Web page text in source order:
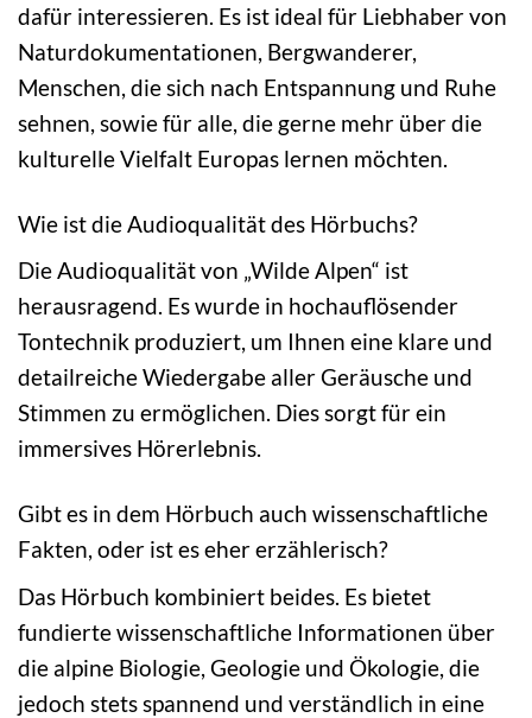
dafür interessieren. Es ist ideal für Liebhaber von
Naturdokumentationen, Bergwanderer,
Menschen, die sich nach Entspannung und Ruhe
sehnen, sowie für alle, die gerne mehr über die
kulturelle Vielfalt Europas lernen möchten.
Wie ist die Audioqualität des Hörbuchs?
Die Audioqualität von „Wilde Alpen“ ist
herausragend. Es wurde in hochauflösender
Tontechnik produziert, um Ihnen eine klare und
detailreiche Wiedergabe aller Geräusche und
Stimmen zu ermöglichen. Dies sorgt für ein
immersives Hörerlebnis.
Gibt es in dem Hörbuch auch wissenschaftliche
Fakten, oder ist es eher erzählerisch?
Das Hörbuch kombiniert beides. Es bietet
fundierte wissenschaftliche Informationen über
die alpine Biologie, Geologie und Ökologie, die
jedoch stets spannend und verständlich in eine